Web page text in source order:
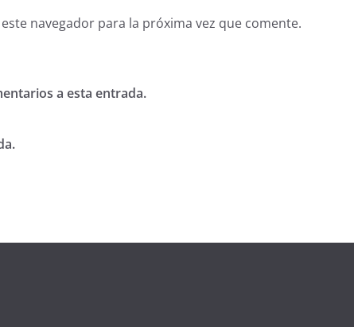
navegador para la próxima vez que comente.
a esta entrada.